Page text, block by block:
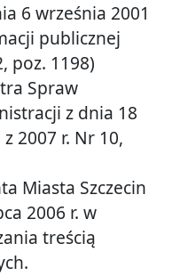
6 września 2001
publicznej
poz. 1198)
Spraw
z dnia 18
2007 r. Nr 10,
Miasta Szczecin
2006 r. w
treścią